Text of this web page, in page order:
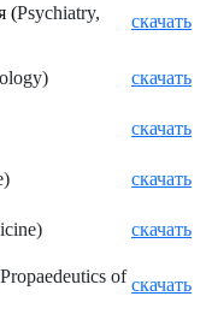
(Psychiatry,
скачать
скачать
скачать
скачать
скачать
Propaedeutics of скачать